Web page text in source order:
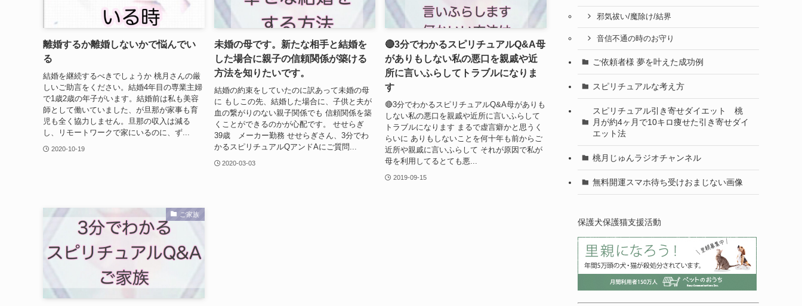
離婚するか離婚しないかで悩んでい
る
結婚を継続するべきでしょうか 桃月さんの厳
しいご助言をください。結婚4年目の専業主婦
で1歳2歳の年子がいます。結婚前は私も美容
師として働いていました、が旦那が家事も育
児も全く協力しません。旦那の収入は減る
し、リモートワークで家にいるのに、ず...
2020-10-19
未婚の母です。新たな相手と結婚を
した場合に親子の信頼関係が築ける
方法を知りたいです。
結婚の約束をしていたのに訳あって未婚の母
に もしこの先、結婚した場合に、子供と夫が
血の繋がりのない親子関係でも 信頼関係を築
くことができるのかが心配です。 せせらぎ
39歳 メーカー勤務 せせらぎさん、3分でわ
かるスピリチュアルQアンドAにご質問...
2020-03-03
🔴3分でわかるスピリチュアルQ&A母
がありもしない私の悪口を親戚や近
所に言いふらしてトラブルになりま
す
🔴3分でわかるスピリチュアルQ&A母がありも
しない私の悪口を親戚や近所に言いふらして
トラブルになります まるで虚言癖かと思うく
らいに ありもしないことを何十年も前からご
近所や親戚に言いふらして それが原因で私が
母を利用してるとても悪...
2019-09-15
ご家族
邪気祓い/魔除け/結界
音信不通の時のお守り
ご依頼者様 夢を叶えた成功例
スピリチュアルな考え方
スピリチュアル引き寄せダイエット 桃
月が約4ヶ月で10キロ痩せた引き寄せダイ
エット法
桃月じゅんラジオチャンネル
無料開運スマホ待ち受けおまじない画像
保護犬保護猫支援活動